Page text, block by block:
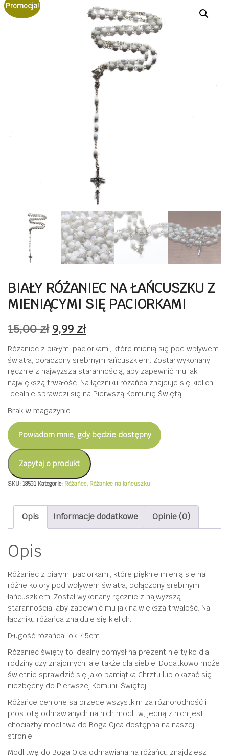
Promocja!
BIAŁY RÓŻANIEC NA ŁAŃCUSZKU Z
MIENIĄCYMI SIĘ PACIORKAMI
15,00zł Pierwotna
cena
wynosiła:
15,00 zł.
9,99 złAktualna
cena
wynosi:
9,99 zł.
Różaniec z białymi paciorkami, które mienią się pod wpływem
światła, połączony srebrnym łańcuszkiem. Został wykonany
ręcznie z najwyższą starannością, aby zapewnić mu jak
największą trwałość. Na łączniku różańca znajduje się kielich.
Idealnie sprawdzi się na Pierwszą Komunię Świętą.
Brak w magazynie
Powiadom mnie, gdy będzie dostępny
Zapytaj o produkt
SKU: 18531 Kategorie: Różańce, Różaniec na łańcuszku
Opis Informacje dodatkowe Opinie (0)
Opis
Różaniec z białymi paciorkami, które pięknie mienią się na
różne kolory pod wpływem światła, połączony srebrnym
łańcuszkiem. Został wykonany ręcznie z najwyższą
starannością, aby zapewnić mu jak największą trwałość. Na
łączniku różańca znajduje się kielich.
Długość różańca: ok. 45cm
Różaniec święty to idealny pomysł na prezent nie tylko dla
rodziny czy znajomych, ale także dla siebie. Dodatkowo może
świetnie sprawdzić się jako pamiątka Chrztu lub okazać się
niezbędny do Pierwszej Komunii Świętej.
Różańce cenione są przede wszystkim za różnorodność i
prostotę odmawianych na nich modlitw, jedną z nich jest
chociażby modlitwa do Boga Ojca dostępna na naszej
stronie.
Modlitwę do Boga Ojca odmawianą na różańcu znajdziesz